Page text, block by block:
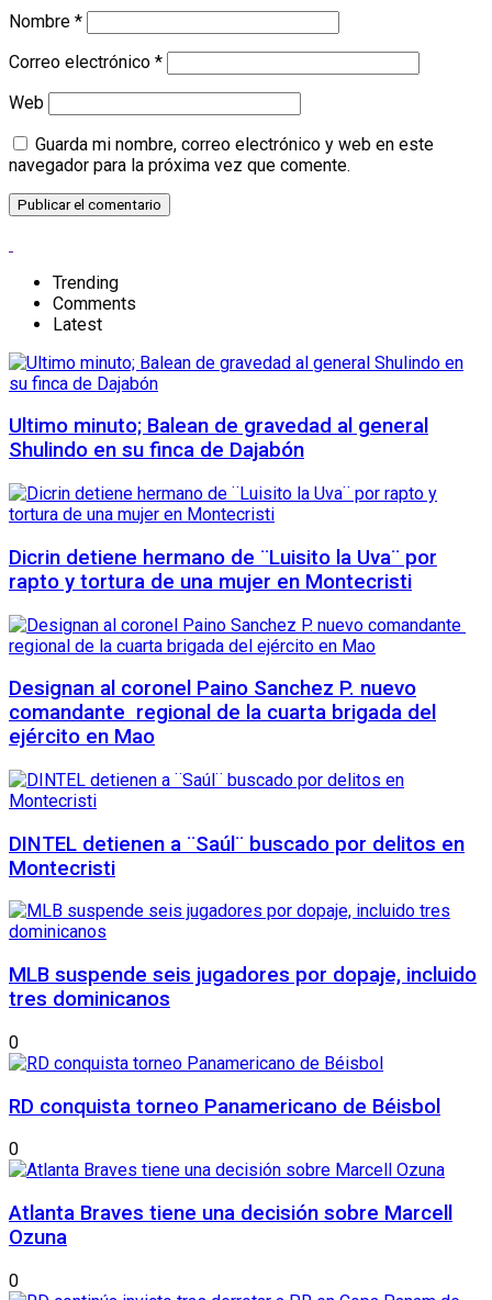
Nombre *
Correo electrónico *
Web
Guarda mi nombre, correo electrónico y web en este
navegador para la próxima vez que comente.
Trending
Comments
Latest
Ultimo minuto; Balean de gravedad al general
Shulindo en su finca de Dajabón
Dicrin detiene hermano de ¨Luisito la Uva¨ por
rapto y tortura de una mujer en Montecristi
Designan al coronel Paino Sanchez P. nuevo
comandante regional de la cuarta brigada del
ejército en Mao
DINTEL detienen a ¨Saúl¨ buscado por delitos en
Montecristi
MLB suspende seis jugadores por dopaje, incluido
tres dominicanos
0
RD conquista torneo Panamericano de Béisbol
0
Atlanta Braves tiene una decisión sobre Marcell
Ozuna
0